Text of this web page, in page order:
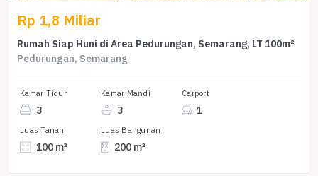
Rp 1,8 Miliar
Rumah Siap Huni di Area Pedurungan, Semarang, LT 100m²
Pedurungan, Semarang
Kamar Tidur
3
Kamar Mandi
3
Carport
1
Luas Tanah
100 m²
Luas Bangunan
200 m²